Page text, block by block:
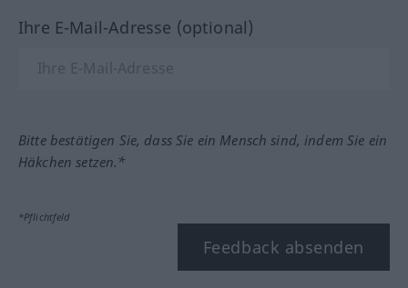
Ihre E-Mail-Adresse (optional)
Bitte bestätigen Sie, dass Sie ein Mensch sind, indem Sie ein
Häkchen setzen.*
*Pflichtfeld
Feedback absenden